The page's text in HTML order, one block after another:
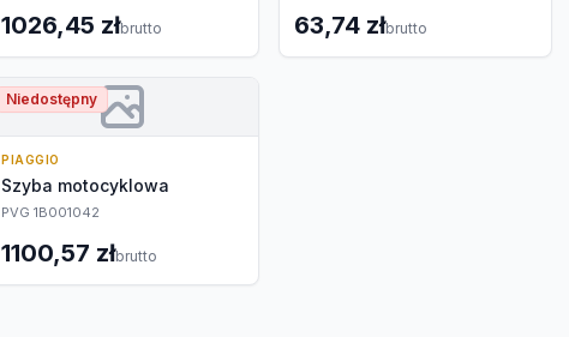
1026,45 złbrutto 63,74 złbrutto
Niedostępny
PIAGGIO
Szyba motocyklowa
PVG 1B001042
1100,57 złbrutto